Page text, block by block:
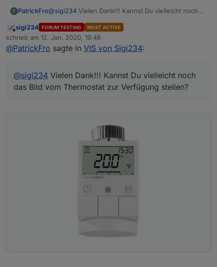
View_Tierkreiszeichen_sigi234.txt
View_Openliga_DB19_20.txt
VIEW_LGTV_sigi234.txt
angezeigt wird?
Ja, kannst du einstellen.
P PatrickFro@sigi234 Vielen Dank!!! Kannst Du vielleicht noch
Online
sigi234 FORUM TESTING MOST ACTIVE
schrieb am 12. Jan. 2020, 19:48
zuletzt editiert von
@PatrickFro sagte in VIS von Sigi234:
@sigi234 Vielen Dank!!! Kannst Du vielleicht noch
das Bild vom Thermostat zur Verfügung stellen?